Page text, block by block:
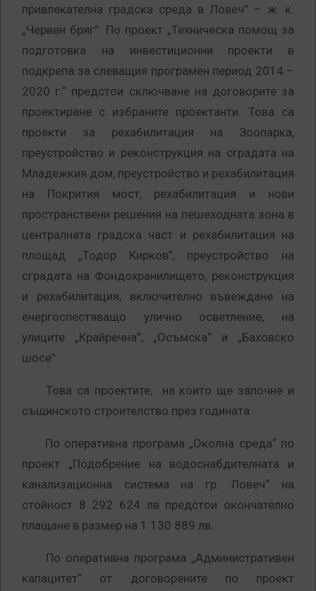
привлекателна градска среда в Ловеч” – ж. к.
„Червен бряг”. По проект „Техническа помощ за
подготовка на инвестиционни проекти в
подкрепа за слеващия програмен период 2014 –
2020 г.“ предстои сключване на договорите за
проектиране с избраните проектанти. Това са
проекти за рехабилитация на Зоопарка,
преустройство и реконструкция на сградата на
Младежкия дом, преустройство и рехабилитация
на Покрития мост, рехабилитация и нови
пространствени решения на пешеходната зона в
централната градска част и рехабилитация на
площад „Тодор Кирков”, преустройство на
сградата на Фондохранилището, реконструкция
и рехабилитация, включително въвеждане на
енергоспестяващо улично осветление, на
улиците „Крайречна”, „Осъмска“ и „Баховско
шосе”.
Това са проектите, на които ще започне и
същинското строителство през годината.
По оперативна програма „Околна среда“ по
проект „Подобрение на водоснабдителната и
канализационна система на гр. Ловеч“ на
стойност 8 292 624 лв предстои окончателно
плащане в размер на 1 130 889 лв.
По оперативна програма „Административен
капацитет“ от договорените по проект